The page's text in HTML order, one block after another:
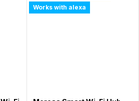
Works with alexa